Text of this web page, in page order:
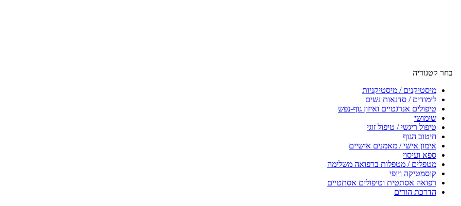
בחר קטגוריה
מיסטיקנים / מיסטיקניות
לימודים / סדנאות נשים
טיפולים אנרגטיים ואיזון גוף-נפש
שימושי
טיפול ריגשי / טיפול זוגי
חיטוב הגוף
אימון אישי / מאמנים אישיים
ספא ועיסוי
מטפלים / מטפלות ברפואה משלימה
קוסמטיקה ויופי
רפואה אסתטית וטיפולים אסתטיים
הדרכת הורים